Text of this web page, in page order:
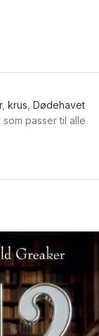
, krus Dødehavet
passer til alle